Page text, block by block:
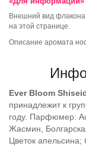
Внешний вид флакона
на этой странице.
Описание аромата
Ever Bloom
принадлежит к
году. Парфюмер:
Жасмин,
Цветок апельсина;